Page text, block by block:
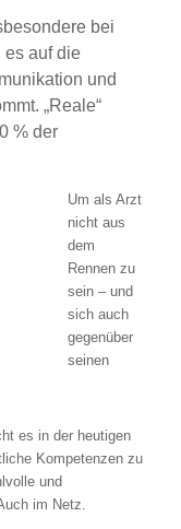
bei
es auf die
und
„Reale“
% der
Um als Arzt
nicht aus
dem
Rennen zu
sein – und
sich auch
gegenüber
seinen
es in der heutigen
Kompetenzen zu
und
im Netz.